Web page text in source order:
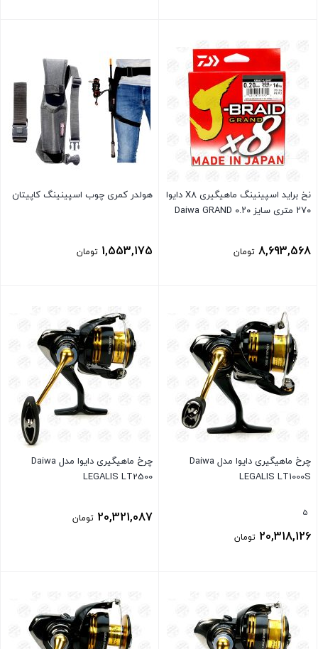
نخ براید اسپینینگ ماهیگیری X8 دایوا
۲۷۰ متری سایز ۰.۲۰ Daiwa GRAND
8,693,568 تومان
هولدر کمری چوب اسپینینگ کاپیتان
1,553,175 تومان
چرخ ماهیگیری دایوا مدل Daiwa
LEGALIS LT1000S
5
20,318,126 تومان
چرخ ماهیگیری دایوا مدل Daiwa
LEGALIS LT2500
20,321,087 تومان